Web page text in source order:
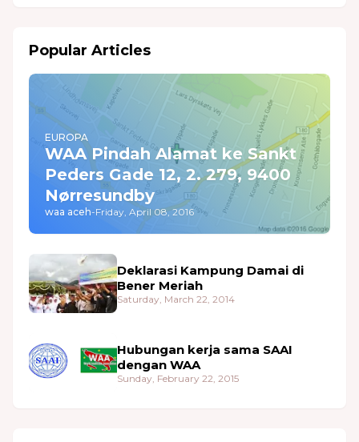
Popular Articles
EUROPA
WAA Pindah Alamat ke Sankt
Peders Gade 12, 2. 279, 9400
Nørresundby
waa aceh-Friday, April 08, 2016
Deklarasi Kampung Damai di
Bener Meriah
Saturday, March 22, 2014
Hubungan kerja sama SAAI
dengan WAA
Sunday, February 22, 2015